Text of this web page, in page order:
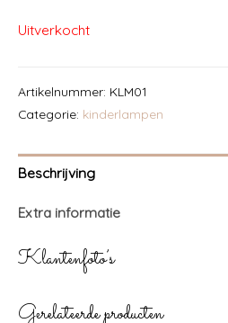
Uitverkocht
Artikelnummer: KLM01
Categorie: kinderlampen
Beschrijving
Extra informatie
Klantenfoto’s
Gerelateerde producten